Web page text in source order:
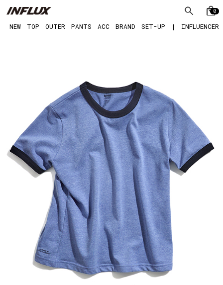
0
NEW TOP OUTER PANTS ACC BRAND SET-UP | INFLUENCER